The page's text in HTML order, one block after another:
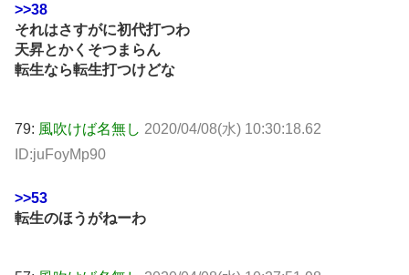
>>38
それはさすがに初代打つわ
天昇とかくそつまらん
転生なら転生打つけどな
79: 風吹けば名無し 2020/04/08(水) 10:30:18.62
ID:juFoyMp90
>>53
転生のほうがねーわ